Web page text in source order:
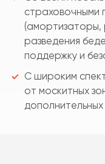
страховочными
(амортизаторы,
разведения
поддержку и
С широким
от москитных